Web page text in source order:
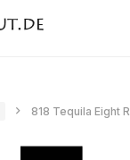
818 Tequila Eight